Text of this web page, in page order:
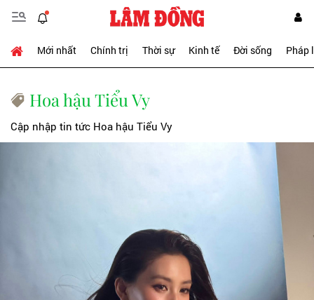
Mới nhất Chính trị Thời sự Kinh tế Đời sống Pháp
Hoa hậu Tiểu Vy
Cập nhập tin tức Hoa hậu Tiểu Vy